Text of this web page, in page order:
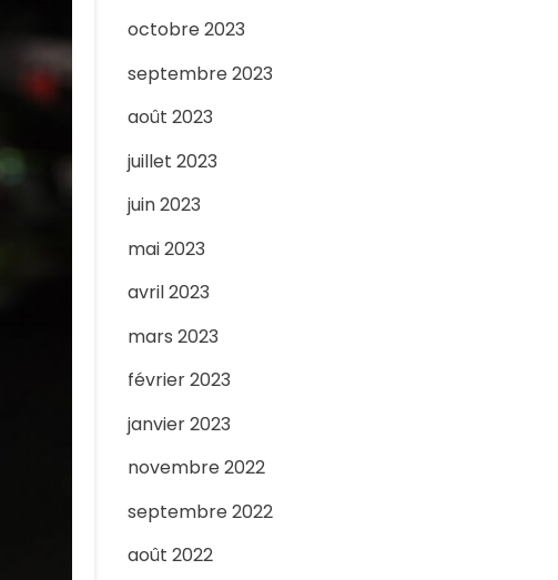
octobre 2023
septembre 2023
août 2023
juillet 2023
juin 2023
mai 2023
avril 2023
mars 2023
février 2023
janvier 2023
novembre 2022
septembre 2022
août 2022